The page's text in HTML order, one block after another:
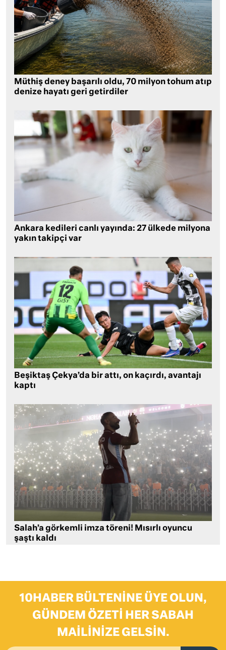
Müthiş deney başarılı oldu, 70 milyon tohum atıp
denize hayatı geri getirdiler
Ankara kedileri canlı yayında: 27 ülkede milyona
yakın takipçi var
Beşiktaş Çekya’da bir attı, on kaçırdı, avantajı
kaptı
Salah’a görkemli imza töreni! Mısırlı oyuncu
şaştı kaldı
10HABER BÜLTENINE ÜYE OLUN,
GÜNDEM ÖZETI HER SABAH
MAILINIZE GELSIN.